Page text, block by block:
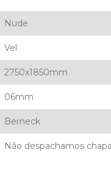
Nude
Vel
2750x1850mm
06mm
Berneck
Não despachamos